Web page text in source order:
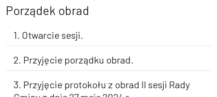
Porządek obrad
1. Otwarcie sesji.
2. Przyjęcie porządku obrad.
3. Przyjęcie protokołu z obrad II sesji Rady